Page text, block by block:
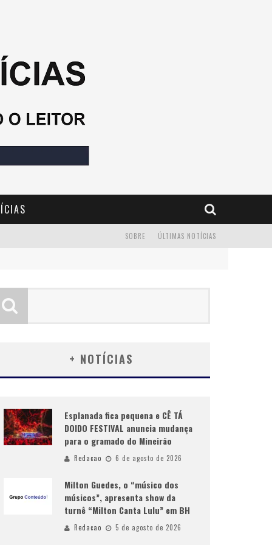
ÚLTIMAS NOTÍCIAS
SOBRE
+ NOTÍCIAS
Esplanada fica pequena e CÊ TÁ
DOIDO FESTIVAL anuncia mudança
para o gramado do Mineirão
Redacao 6 de agosto de 2026
Milton Guedes, o “músico dos
músicos”, apresenta show da
turnê “Milton Canta Lulu” em BH
Redacao 5 de agosto de 2026